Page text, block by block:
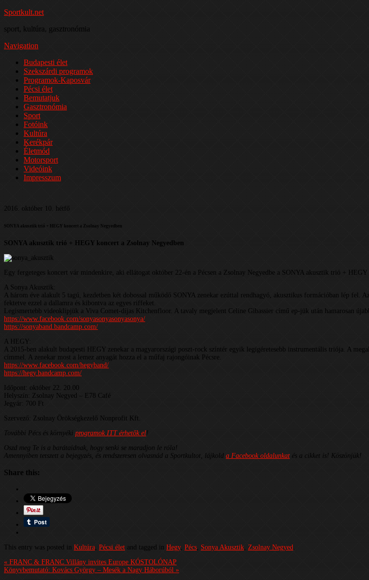
Sportkult.net
sport, kultúra, gasztronómia
Navigation
Budapesti élet
Szekszárdi programok
Programok-Kaposvár
Pécsi élet
Bemutatjuk
Gasztronómia
Sport
Fotóink
Kultúra
Kerékpár
Életmód
Motorsport
Videóink
Impresszum
2016. október 10. hétfő
SONYA akusztik trió + HEGY koncert a Zsolnay Negyedben
SONYA akusztik trió + HEGY koncert a Zsolnay Negyedben
Egy fergeteges koncert vár mindenkire, aki ellátogat október 22-én a Pécsen a Zsolnay Negyedbe a SONYA akusztik trió + HEGY
A Sonya Akusztik:
A három éve alakult 5 tagú, kezdetben két dobossal működő SONYA zenekar ezúttal rendhagyó, akusztikus formációban lép
fektetve ezzel a dallamra és kibontva az egyes riffeket.
Legismertebb videoklipjük a Viva Comet-díjas Kitchenfloor. A tavaly megjelent Celine Gibassier című ep-jük után hamarosan
https://www.facebook.com/sonyasonyasonyasonya/
https://sonyaband.bandcamp.com/
A HEGY:
A 2015-ben alakult budapesti HEGY zenekar a magyarországi poszt-rock színtér egyik legígéretesebb instrumentális triója. A
címmel. A zenekar most a lemez anyagát hozza el a műfaj rajongóinak Pécsre.
https://www.facebook.com/hegyband/
https://hegy.bandcamp.com/
Időpont: október 22. 20.00
Helyszín: Zsolnay Negyed – E78 Café
Jegyár: 700 Ft
Szervező: Zsolnay Örökségkezelő Nonprofit Kft.
További Pécs és környéki programok ITT érhetők el!
Oszd meg Te is a barátaidnak, hogy senki se maradjon le róla!
Amennyiben tetszett a bejegyzés, és rendszeresen olvasnád a Sportkultot, lájkold a Facebook oldalunkat és a cikket is! Köszönjük!
Share this:
This entry was posted in Kultúra, Pécsi élet and tagged in Hegy, Pécs, Sonya Akusztik, Zsolnay Negyed.
« FRANC & FRANC Villány invites Europe KÓSTOLÓNAP
Könyvbemutató: Kovács György – Mesék a Nagy Háborúból »